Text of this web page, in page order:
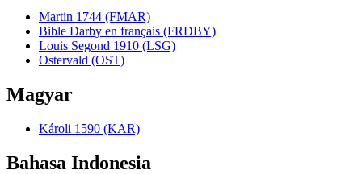
Martin 1744 (FMAR)
Bible Darby en français (FRDBY)
Louis Segond 1910 (LSG)
Ostervald (OST)
Magyar
Károli 1590 (KAR)
Bahasa Indonesia